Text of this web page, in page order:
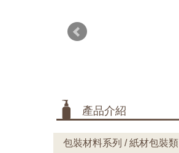
產品介紹
包裝材料系列 / 紙材包裝類